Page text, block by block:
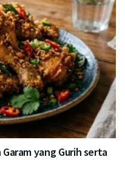
yang Gurih serta